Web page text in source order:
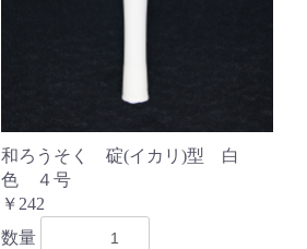
和ろうそく 碇(イカリ)型 白
色 ４号
￥242
数量